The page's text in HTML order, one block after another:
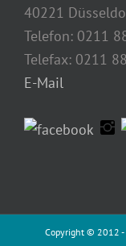
40221
Telefon: 0211
Telefax: 0211
E-Mail
Copyright © 2012 -